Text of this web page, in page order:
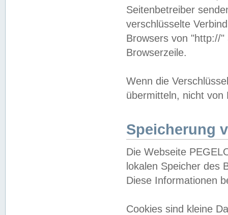
Seitenbetreiber
verschlüsselte
Browsers von "http://
Browserzeile.
Wenn die
übermitteln, nicht von
Speicherung
Die Webseite
lokalen Speicher des
Diese Informationen
Cookies sind kleine